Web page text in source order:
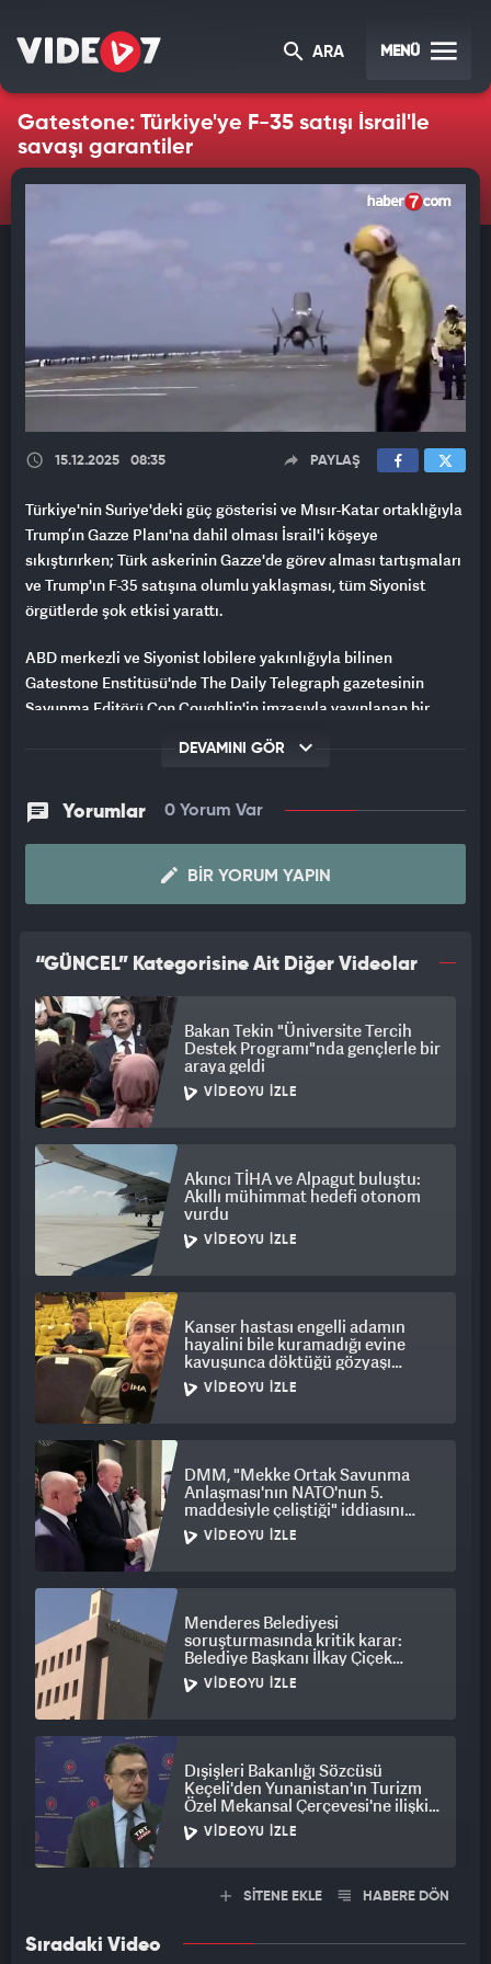
ARA MENÜ
Gatestone: Türkiye'ye F-35 satışı İsrail'le
savaşı garantiler
15.12.2025 08:35 PAYLAŞ
Türkiye'nin Suriye'deki güç gösterisi ve Mısır-Katar ortaklığıyla
Trump’ın Gazze Planı'na dahil olması İsrail'i köşeye
sıkıştırırken; Türk askerinin Gazze'de görev alması tartışmaları
ve Trump'ın F-35 satışına olumlu yaklaşması, tüm Siyonist
örgütlerde şok etkisi yarattı.
ABD merkezli ve Siyonist lobilere yakınlığıyla bilinen
Gatestone Enstitüsü'nde The Daily Telegraph gazetesinin
Savunma Editörü Con Coughlin'in imzasıyla yayınlanan bir
hedef alacak yeni bir savaşı garantileyeceği iddia edildi.
ABD'ye yaklaştıracağına inandığı, ancak bu hamlenin Hamas'ı
Ancak son aylarda Trump'ın Türkiye'nin F-35 programından
Türkiye'nin Gazze'deki ateşkese Hamas'ı ikna etmede kilit rol
oynadığına dair bir izlenimin yattığı belirtildi. Trump'ın,
ateşkesin sağlanmasındaki rolü nedeniyle Başkan Erdoğan'a
övgü dolu sözler sarf ettiği, "Başkan Erdoğan harikaydı.
Gerçekten çok yardımcı oldu, çünkü çok saygı duyulan
biri" ifadelerini kullandığına dikkat çekildi.
DEVAMINI GÖR
Yorumlar 0 Yorum Var
BIR YORUM YAPIN
“GÜNCEL” Kategorisine Ait Diğer Videolar
Bakan Tekin "Üniversite Tercih
Destek Programı"nda gençlerle bir
araya geldi
VIDEOYU İZLE
Akıncı TİHA ve Alpagut buluştu:
Akıllı mühimmat hedefi otonom
vurdu
VIDEOYU İZLE
Kanser hastası engelli adamın
hayalini bile kuramadığı evine
kavuşunca döktüğü gözyaşı
duygulandırdı
VIDEOYU İZLE
DMM, "Mekke Ortak Savunma
Anlaşması'nın NATO'nun 5.
maddesiyle çeliştiği" iddiasını
yalanladı
VIDEOYU İZLE
Menderes Belediyesi
soruşturmasında kritik karar:
Belediye Başkanı İlkay Çiçek
tutuklandı
VIDEOYU İZLE
Dışişleri Bakanlığı Sözcüsü
Keçeli'den Yunanistan'ın Turizm
Özel Mekansal Çerçevesi'ne ilişkin
açıklama
VIDEOYU İZLE
SİTENE EKLE HABERE DÖN
Sıradaki Video